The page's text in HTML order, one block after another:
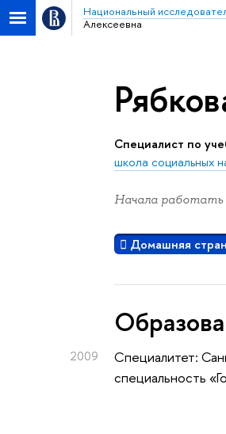
Национальный
Алексеевна
Специалист по
школа социальных
Начала
Домашняя
2009
Специалитет:
специальность